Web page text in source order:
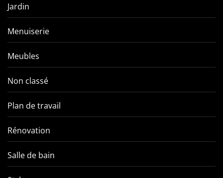
Jardin
Menuiserie
Meubles
Non classé
Plan de travail
Rénovation
Salle de bain